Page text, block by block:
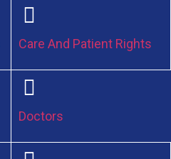
Care And Patient Rights
Doctors